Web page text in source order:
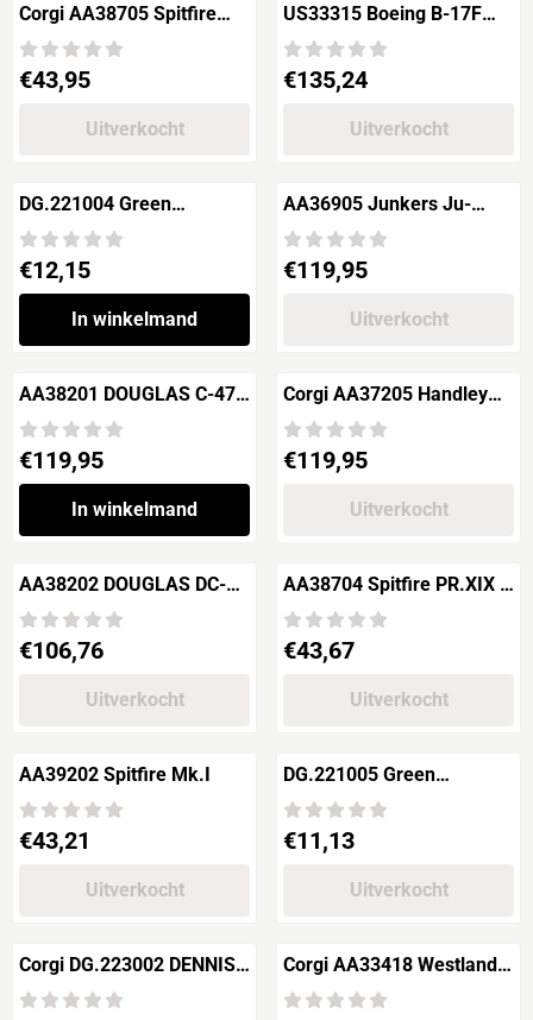
Corgi AA38705 Spitfire
F.Mk.XIVe (clipped wing)
RN135, YB-A, Sqn.Ldr
Prijs: 43,95
€43,95
Uitverkocht
US33315 Boeing B-17F
Flying Fortress "Memphis
Belle" 75th Anni
Prijs: 135,24
€135,24
Uitverkocht
DG.221004 Green
Goddess "Carlisle Airport"
Prijs: 12,15
€12,15
In winkelmand
AA36905 Junkers Ju-
52/3m "D-AQUI" -
Lufthansa
Prijs: 119,95
€119,95
Uitverkocht
AA38201 DOUGLAS C-47A
Skytrain, USAF 86th Air
Base Group, Neub
Prijs: 119,95
€119,95
In winkelmand
Corgi AA37205 Handley
Page Halifax / Halton "The
Berlin Airlift"
Prijs: 119,95
€119,95
Uitverkocht
AA38202 DOUGLAS DC-3 -
BEA - London Heathrow
Airport, 1959
Prijs: 106,76
€106,76
Uitverkocht
AA38704 Spitfire PR.XIX -
PS915 The Last "Battle of
Britian Me
Prijs: 43,67
€43,67
Uitverkocht
AA39202 Spitfire Mk.I
Prijs: 43,21
€43,21
Uitverkocht
DG.221005 Green
Goddess - EFS Based At
Manston Museum Kent
Prijs: 11,13
€11,13
Uitverkocht
Corgi DG.223002 DENNIS
F12 Middlesex Fire
Brigade
Corgi AA33418 Westland
Sea King HC4 - 846 Sqn,
RNAS Yeovilton 2009